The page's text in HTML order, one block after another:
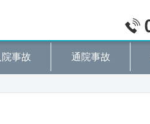
院事故 通院事故